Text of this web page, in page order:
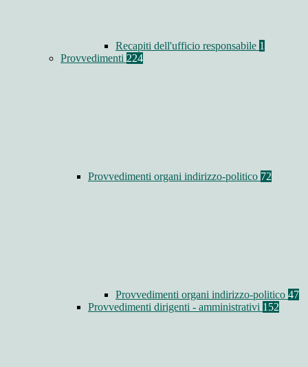
Recapiti dell'ufficio responsabile 1
Provvedimenti 224
Provvedimenti organi indirizzo-politico 72
Provvedimenti organi indirizzo-politico 47
Provvedimenti dirigenti - amministrativi 152